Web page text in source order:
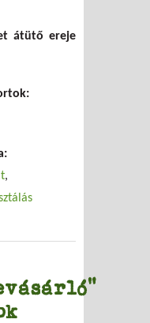
átütő ereje